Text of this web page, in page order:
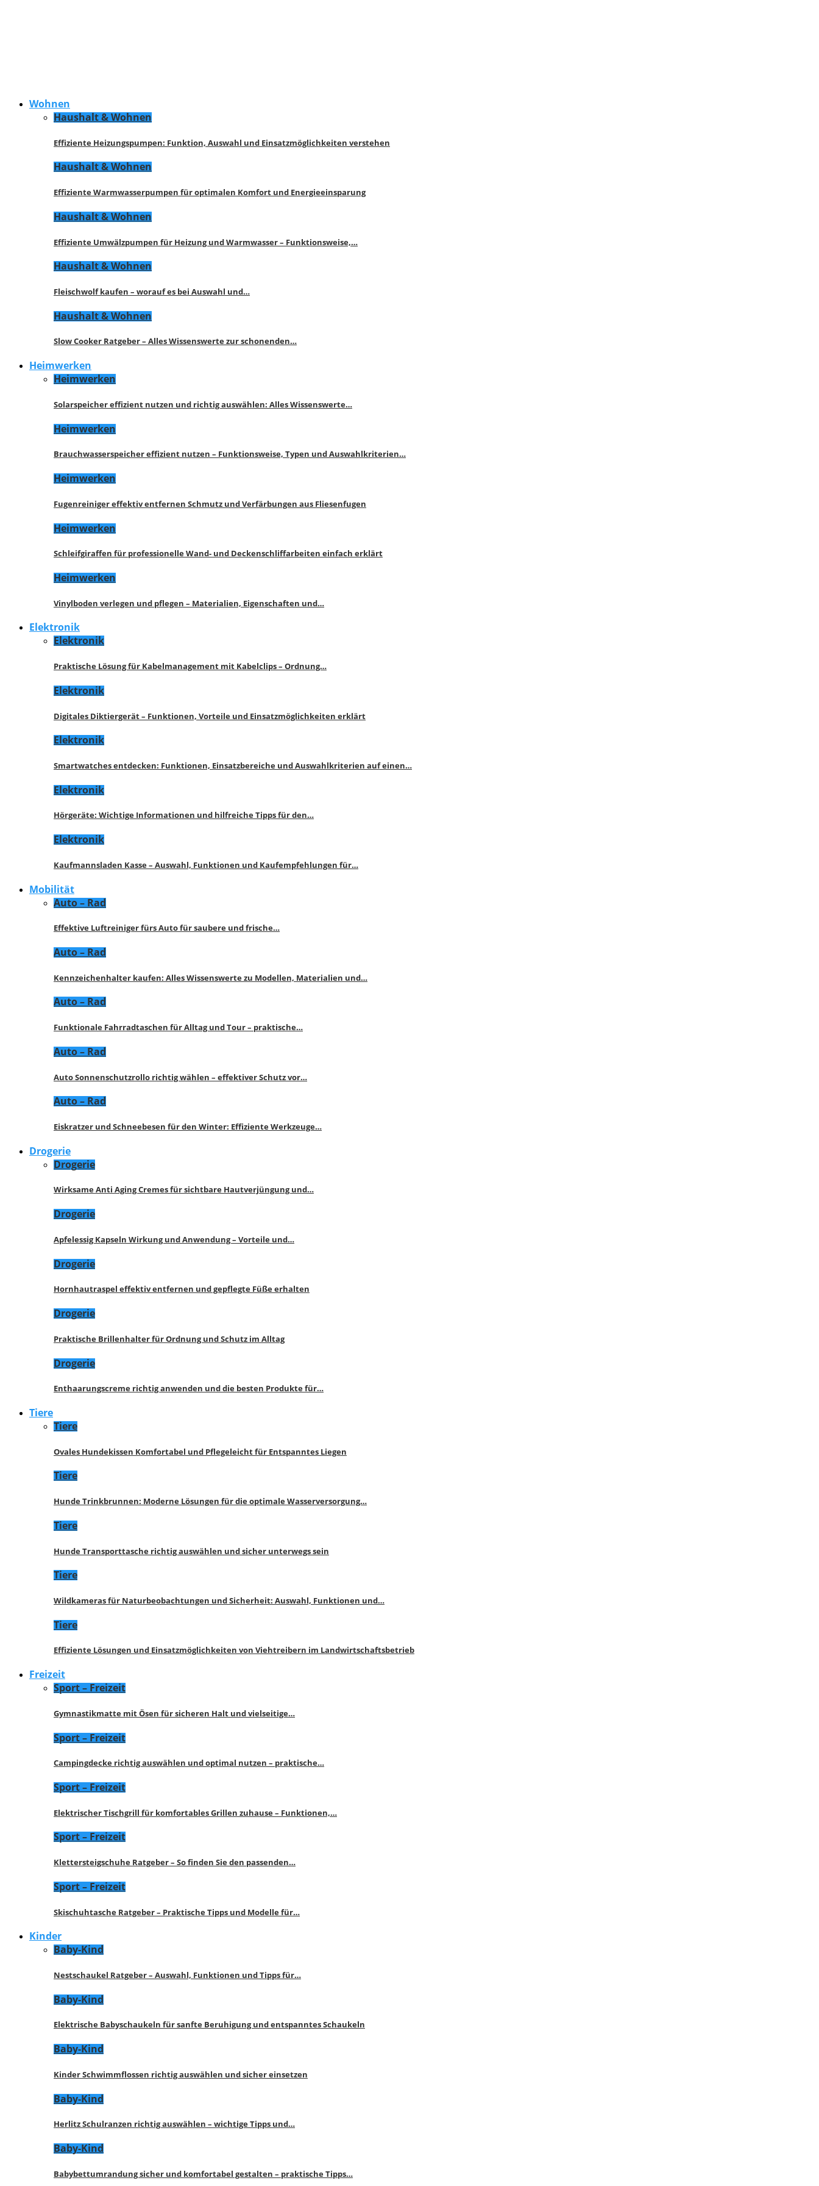
Wohnen
Haushalt & Wohnen
Effiziente Heizungspumpen: Funktion, Auswahl und Einsatzmöglichkeiten verstehen
Haushalt & Wohnen
Effiziente Warmwasserpumpen für optimalen Komfort und Energieeinsparung
Haushalt & Wohnen
Effiziente Umwälzpumpen für Heizung und Warmwasser – Funktionsweise,…
Haushalt & Wohnen
Fleischwolf kaufen – worauf es bei Auswahl und…
Haushalt & Wohnen
Slow Cooker Ratgeber – Alles Wissenswerte zur schonenden…
Heimwerken
Heimwerken
Solarspeicher effizient nutzen und richtig auswählen: Alles Wissenswerte…
Heimwerken
Brauchwasserspeicher effizient nutzen – Funktionsweise, Typen und Auswahlkriterien…
Heimwerken
Fugenreiniger effektiv entfernen Schmutz und Verfärbungen aus Fliesenfugen
Heimwerken
Schleifgiraffen für professionelle Wand- und Deckenschliffarbeiten einfach erklärt
Heimwerken
Vinylboden verlegen und pflegen – Materialien, Eigenschaften und…
Elektronik
Elektronik
Praktische Lösung für Kabelmanagement mit Kabelclips – Ordnung…
Elektronik
Digitales Diktiergerät – Funktionen, Vorteile und Einsatzmöglichkeiten erklärt
Elektronik
Smartwatches entdecken: Funktionen, Einsatzbereiche und Auswahlkriterien auf einen…
Elektronik
Hörgeräte: Wichtige Informationen und hilfreiche Tipps für den…
Elektronik
Kaufmannsladen Kasse – Auswahl, Funktionen und Kaufempfehlungen für…
Mobilität
Auto – Rad
Effektive Luftreiniger fürs Auto für saubere und frische…
Auto – Rad
Kennzeichenhalter kaufen: Alles Wissenswerte zu Modellen, Materialien und…
Auto – Rad
Funktionale Fahrradtaschen für Alltag und Tour – praktische…
Auto – Rad
Auto Sonnenschutzrollo richtig wählen – effektiver Schutz vor…
Auto – Rad
Eiskratzer und Schneebesen für den Winter: Effiziente Werkzeuge…
Drogerie
Drogerie
Wirksame Anti Aging Cremes für sichtbare Hautverjüngung und…
Drogerie
Apfelessig Kapseln Wirkung und Anwendung – Vorteile und…
Drogerie
Hornhautraspel effektiv entfernen und gepflegte Füße erhalten
Drogerie
Praktische Brillenhalter für Ordnung und Schutz im Alltag
Drogerie
Enthaarungscreme richtig anwenden und die besten Produkte für…
Tiere
Tiere
Ovales Hundekissen Komfortabel und Pflegeleicht für Entspanntes Liegen
Tiere
Hunde Trinkbrunnen: Moderne Lösungen für die optimale Wasserversorgung…
Tiere
Hunde Transporttasche richtig auswählen und sicher unterwegs sein
Tiere
Wildkameras für Naturbeobachtungen und Sicherheit: Auswahl, Funktionen und…
Tiere
Effiziente Lösungen und Einsatzmöglichkeiten von Viehtreibern im Landwirtschaftsbetrieb
Freizeit
Sport – Freizeit
Gymnastikmatte mit Ösen für sicheren Halt und vielseitige…
Sport – Freizeit
Campingdecke richtig auswählen und optimal nutzen – praktische…
Sport – Freizeit
Elektrischer Tischgrill für komfortables Grillen zuhause – Funktionen,…
Sport – Freizeit
Klettersteigschuhe Ratgeber – So finden Sie den passenden…
Sport – Freizeit
Skischuhtasche Ratgeber – Praktische Tipps und Modelle für…
Kinder
Baby-Kind
Nestschaukel Ratgeber – Auswahl, Funktionen und Tipps für…
Baby-Kind
Elektrische Babyschaukeln für sanfte Beruhigung und entspanntes Schaukeln
Baby-Kind
Kinder Schwimmflossen richtig auswählen und sicher einsetzen
Baby-Kind
Herlitz Schulranzen richtig auswählen – wichtige Tipps und…
Baby-Kind
Babybettumrandung sicher und komfortabel gestalten – praktische Tipps…